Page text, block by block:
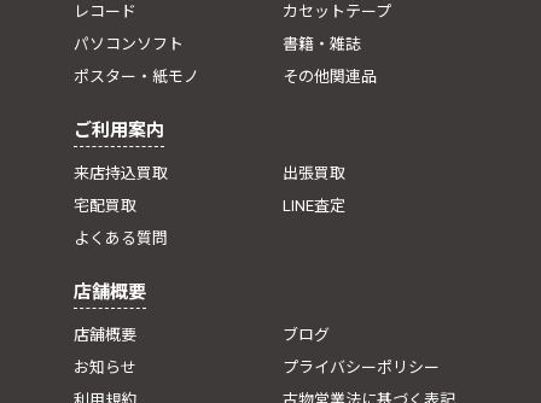
レコード
カセットテープ
パソコンソフト
書籍・雑誌
ポスター・紙モノ
その他関連品
ご利用案内
来店持込買取
出張買取
宅配買取
LINE査定
よくある質問
店舗概要
店舗概要
ブログ
お知らせ
プライバシーポリシー